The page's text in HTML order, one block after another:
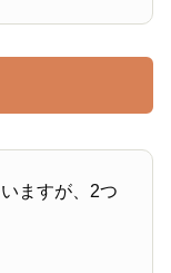
ますが、2つ